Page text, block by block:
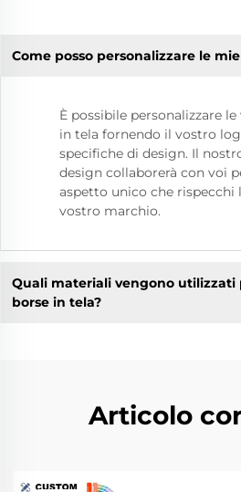
Come posso personalizzare le
È possibile personalizzare
in tela fornendo il vostro
specifiche di design. Il
design collaborerà con voi
aspetto unico che rispecchi
vostro marchio.
Quali materiali vengono utilizzati
borse in tela?
Articolo